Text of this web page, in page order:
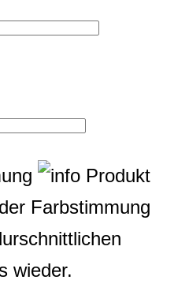
Produkt
Farbstimmung
wieder.